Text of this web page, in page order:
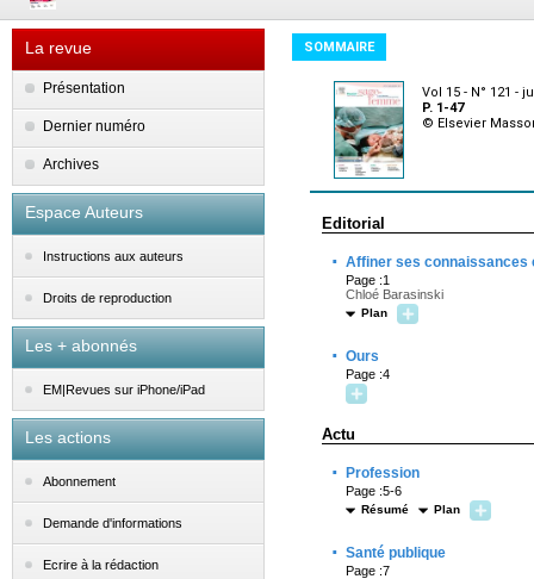
La revue
Présentation
Dernier numéro
Archives
Espace Auteurs
Instructions aux auteurs
Droits de reproduction
Les + abonnés
EM|Revues sur iPhone/iPad
Les actions
Abonnement
Demande d'informations
Ecrire à la rédaction
SOMMAIRE
Vol 15 - N° 121 -
P. 1-47
© Elsevier
Editorial
· Affiner ses connaissances
Page :1
Chloé Barasinski
Plan
· Ours
Page :4
Actu
· Profession
Page :5-6
Résumé Plan
· Santé publique
Page :7